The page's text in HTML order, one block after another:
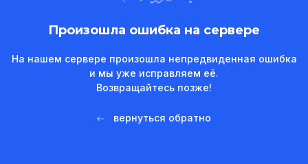
Произошла ошибка на сервере
На нашем сервере произошла непредвиденная ошибка
и мы уже исправляем её.
Возвращайтесь позже!
вернуться обратно